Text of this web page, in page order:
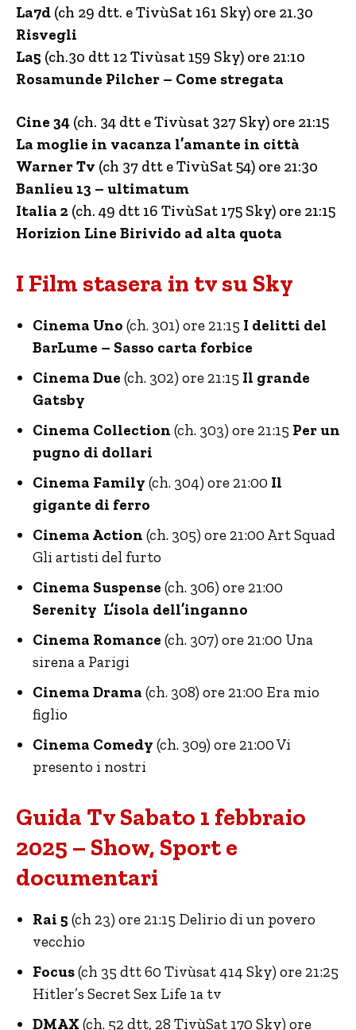
La7d (ch 29 dtt. e TivùSat 161 Sky) ore 21.30
Risvegli
La5 (ch.30 dtt 12 Tivùsat 159 Sky) ore 21:10
Rosamunde Pilcher – Come stregata
Cine 34 (ch. 34 dtt e Tivùsat 327 Sky) ore 21:15
La moglie in vacanza l’amante in città
Warner Tv (ch 37 dtt e TivùSat 54) ore 21:30
Banlieu 13 – ultimatum
Italia 2 (ch. 49 dtt 16 TivùSat 175 Sky) ore 21:15
Horizion Line Birivido ad alta quota
I Film stasera in tv su Sky
Cinema Uno (ch. 301) ore 21:15 I delitti del
BarLume – Sasso carta forbice
Cinema Due (ch. 302) ore 21:15 Il grande
Gatsby
Cinema Collection (ch. 303) ore 21:15 Per un
pugno di dollari
Cinema Family (ch. 304) ore 21:00 Il
gigante di ferro
Cinema Action (ch. 305) ore 21:00 Art Squad
Gli artisti del furto
Cinema Suspense (ch. 306) ore 21:00
Serenity L’isola dell’inganno
Cinema Romance (ch. 307) ore 21:00 Una
sirena a Parigi
Cinema Drama (ch. 308) ore 21:00 Era mio
figlio
Cinema Comedy (ch. 309) ore 21:00 Vi
presento i nostri
Guida Tv Sabato 1 febbraio
2025 – Show, Sport e
documentari
Rai 5 (ch 23) ore 21:15 Delirio di un povero
vecchio
Focus(ch 35 dtt 60 Tivùsat 414 Sky) ore 21:25
Hitler’s Secret Sex Life 1a tv
DMAX (ch. 52 dtt, 28 TivùSat 170 Sky) ore